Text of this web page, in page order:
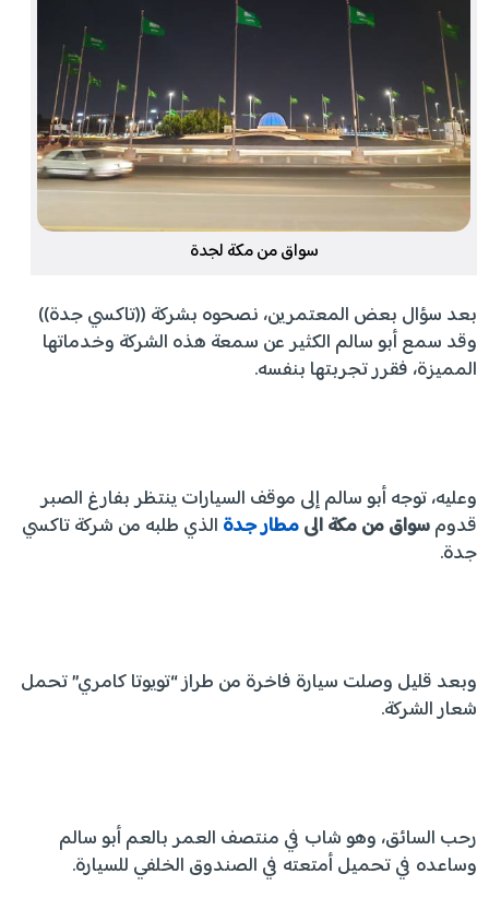
سواق من مكة لجدة
بعد سؤال بعض المعتمرين، نصحوه بشركة ((تاكسي جدة))
وقد سمع أبو سالم الكثير عن سمعة هذه الشركة وخدماتها
المميزة، فقرر تجربتها بنفسه.
وعليه، توجه أبو سالم إلى موقف السيارات ينتظر بفارغ الصبر
قدومسواق من مكة الىمطار جدة الذي طلبه من شركة تاكسي
جدة.
وبعد قليل وصلت سيارة فاخرة من طراز “تويوتا كامري” تحمل
شعار الشركة.
رحب السائق، وهو شاب في منتصف العمر بالعم أبو سالم
وساعده في تحميل أمتعته في الصندوق الخلفي للسيارة.